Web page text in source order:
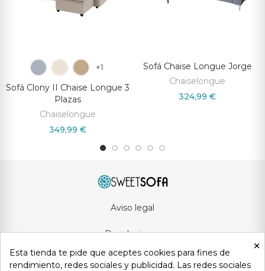
+1
Sofá Clony II Chaise Longue 3
Plazas
Chaiselongue
349,99 €
Sofá Chaise Longue Jorge
Chaiselongue
324,99 €
Aviso legal
Devoluciones
Condiciones generales
×
Esta tienda te pide que aceptes cookies para fines de
rendimiento, redes sociales y publicidad. Las redes sociales